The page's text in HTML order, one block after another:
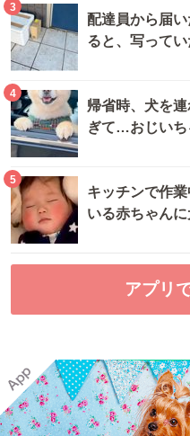
3
配達員から届
ると、写って
4
帰省時、犬を
ぎて…おじい
5
キッチンで作
いる赤ちゃん
アプリ